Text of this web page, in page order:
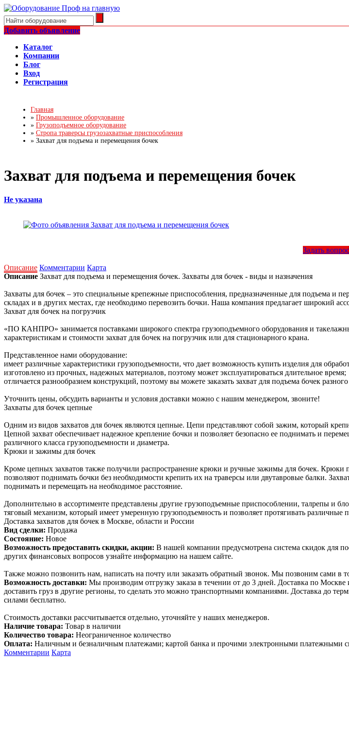
Добавить объявление
Каталог
Компании
Блог
Вход
Регистрация
Главная
» Промышленное оборудование
» Грузоподъемное оборудование
» Стропа траверсы грузозахватные приспособления
» Захват для подъема и перемещения бочек
Захват для подъема и перемещения бочек
Не указана
Задать вопрос
Описание Комментарии Карта
Описание Захват для подъема и перемещения бочек. Захваты для бочек - виды и назначения
Захваты для бочек – это специальные крепежные приспособления, предназначенные для подъема и
складах и в других местах, где необходимо перевозить бочки. Наша компания предлагает широкий
Захват для бочек на погрузчик
«ПО КАНПРО» занимается поставками широкого спектра грузоподъемного оборудования и
характеристикам и стоимости захват для бочек на погрузчик или для стационарного крана.
Представленное нами оборудование:
имеет различные характеристики грузоподъемности, что дает возможность купить изделия для
изготовлено из прочных, надежных материалов, поэтому может эксплуатироваться длительное время;
отличается разнообразием конструкций, поэтому вы можете заказать захват для подъема бочек
Уточнить цены, обсудить варианты и условия доставки можно с нашим менеджером, звоните!
Захваты для бочек цепные
Одним из видов захватов для бочек являются цепные. Цепи представляют собой зажим, который
Цепной захват обеспечивает надежное крепление бочки и позволяет безопасно ее поднимать и
различного класса грузоподъемности и диаметра.
Крюки и зажимы для бочек
Кроме цепных захватов также получили распространение крюки и ручные зажимы для бочек. Крюки
позволяют поднимать бочки без необходимости крепить их на траверсы или двутавровые балки.
поднимать и перемещать на необходимое расстояние.
Дополнительно в ассортименте представлены другие грузоподъемные приспособлении, талрепы и
тяговый механизм, который имеет умеренную грузоподъемность и позволяет протягивать
Доставка захватов для бочек в Москве, области и России
Вид сделки: Продажа
Состояние: Новое
Возможность предоставить скидки, акции: В нашей компании предусмотрена система скидок для
других финансовых вопросов узнайте информацию на нашем сайте.
Также можно позвонить нам, написать на почту или заказать обратный звонок. Мы позвоним сами в
Возможность доставки: Мы производим отгрузку заказа в течении от до 3 дней. Доставка по
доставить груз в другие регионы, то сделать это можно транспортными компаниями. Доставка
силами бесплатно.
Стоимость доставки рассчитывается отдельно, уточняйте у наших менеджеров.
Наличие товара: Товар в наличии
Количество товара: Неограниченное количество
Оплата: Наличным и безналичным платежами; картой банка и прочими электронными платежными
Комментарии Карта